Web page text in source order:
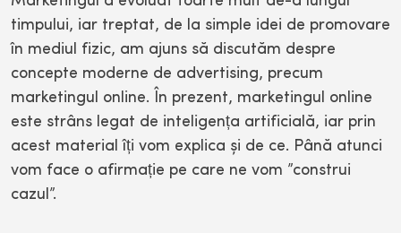
timpului, iar treptat, de la simple idei de promovare
în mediul fizic, am ajuns să discutăm despre
concepte moderne de advertising, precum
marketingul online. În prezent, marketingul online
este strâns legat de inteligența artificială, iar prin
acest material îți vom explica și de ce. Până atunci
vom face o afirmație pe care ne vom ”construi
cazul”.